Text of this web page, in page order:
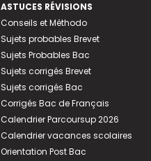
ASTUCES RÉVISIONS
Conseils et Méthodo
Sujets probables Brevet
Sujets Probables Bac
Sujets corrigés Brevet
Sujets corrigés Bac
Corrigés Bac de Français
Calendrier Parcoursup 2026
Calendrier vacances scolaires
Orientation Post Bac